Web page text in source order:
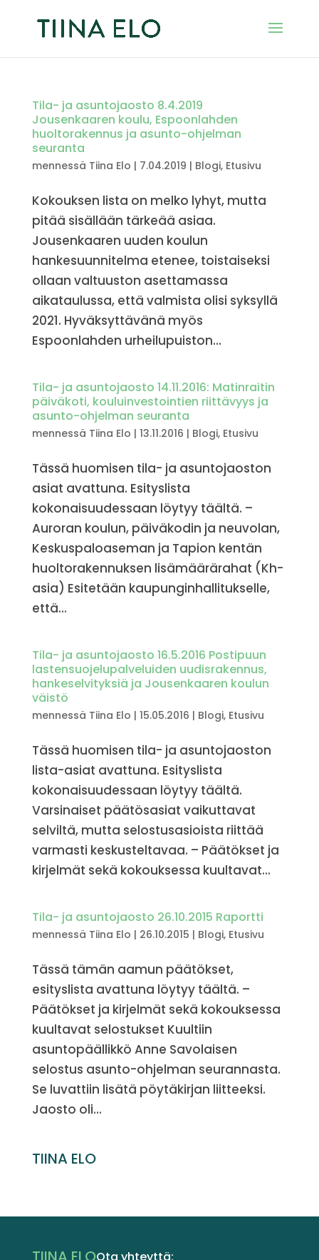
Tila- ja asuntojaosto 8.4.2019
Jousenkaaren koulu, Espoonlahden
huoltorakennus ja asunto-ohjelman
seuranta
mennessä Tiina Elo | 7.04.2019 | Blogi, Etusivu
Kokouksen lista on melko lyhyt, mutta
pitää sisällään tärkeää asiaa.
Jousenkaaren uuden koulun
hankesuunnitelma etenee, toistaiseksi
ollaan valtuuston asettamassa
aikataulussa, että valmista olisi syksyllä
2021. Hyväksyttävänä myös
Espoonlahden urheilupuiston...
Tila- ja asuntojaosto 14.11.2016: Matinraitin
päiväkoti, kouluinvestointien riittävyys ja
asunto-ohjelman seuranta
mennessä Tiina Elo | 13.11.2016 | Blogi, Etusivu
Tässä huomisen tila- ja asuntojaoston
asiat avattuna. Esityslista
kokonaisuudessaan löytyy täältä. –
Auroran koulun, päiväkodin ja neuvolan,
Keskuspaloaseman ja Tapion kentän
huoltorakennuksen lisämäärärahat (Kh-
asia) Esitetään kaupunginhallitukselle,
että...
Tila- ja asuntojaosto 16.5.2016 Postipuun
lastensuojelupalveluiden uudisrakennus,
hankeselvityksiä ja Jousenkaaren koulun
väistö
mennessä Tiina Elo | 15.05.2016 | Blogi, Etusivu
Tässä huomisen tila- ja asuntojaoston
lista-asiat avattuna. Esityslista
kokonaisuudessaan löytyy täältä.
Varsinaiset päätösasiat vaikuttavat
selviltä, mutta selostusasioista riittää
varmasti keskusteltavaa. – Päätökset ja
kirjelmät sekä kokouksessa kuultavat...
Tila- ja asuntojaosto 26.10.2015 Raportti
mennessä Tiina Elo | 26.10.2015 | Blogi, Etusivu
Tässä tämän aamun päätökset,
esityslista avattuna löytyy täältä. –
Päätökset ja kirjelmät sekä kokouksessa
kuultavat selostukset Kuultiin
asuntopäällikkö Anne Savolaisen
selostus asunto-ohjelman seurannasta.
Se luvattiin lisätä pöytäkirjan liitteeksi.
Jaosto oli...
TIINA ELO